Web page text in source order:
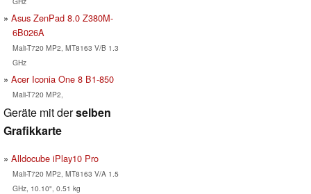
Asus ZenPad 8.0 Z380M-
6B026A
Mali-T720 MP2, MT8163 V/B 1.3
GHz
Acer Iconia One 8 B1-850
Mali-T720 MP2,
Geräte mit derselben
Grafikkarte
Alldocube iPlay10 Pro
Mali-T720 MP2, MT8163 V/A 1.5
GHz, 10.10", 0.51 kg